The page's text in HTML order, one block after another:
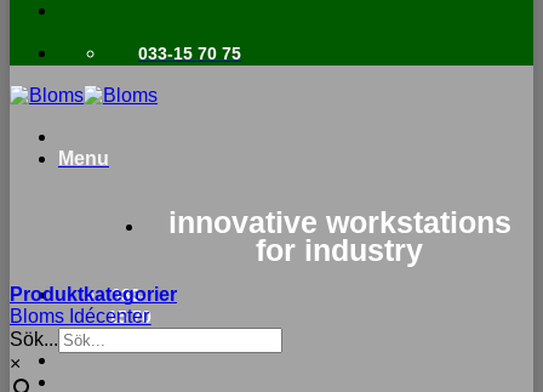
033-15 70 75
Menu
innovative workstations
for industry
033-
15 70
Produktkategorier
Bloms Idécenter
Sök...
×